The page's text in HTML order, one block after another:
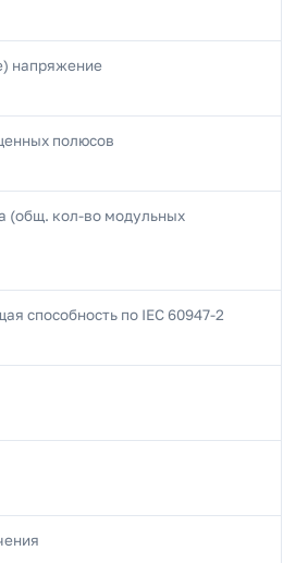
напряжение
полюсов
(общ. кол-во модульных
способность по IEC 60947-2